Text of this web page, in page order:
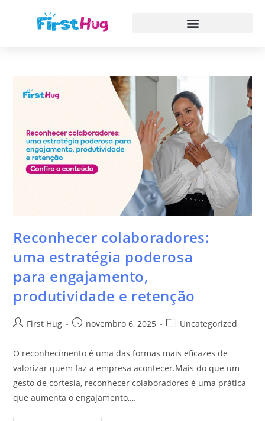
Reconhecer colaboradores:
uma estratégia poderosa
para engajamento,
produtividade e retenção
First Hug novembro 6, 2025 Uncategorized
O reconhecimento é uma das formas mais eficazes de
valorizar quem faz a empresa acontecer.Mais do que um
gesto de cortesia, reconhecer colaboradores é uma prática
que aumenta o engajamento,…